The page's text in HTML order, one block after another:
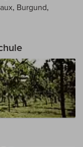
Burgund,